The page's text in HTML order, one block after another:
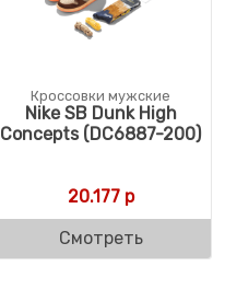
Кроссовки мужские
Nike SB Dunk High
Concepts (DC6887-200)
20.177р
Смотреть